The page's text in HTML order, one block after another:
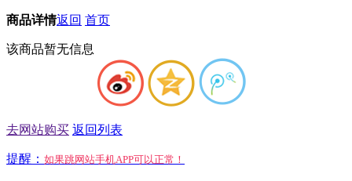
商品详情返回 首页
该商品暂无信息
去网站购买 返回列表
提醒： 如果跳网站手机APP可以正常！